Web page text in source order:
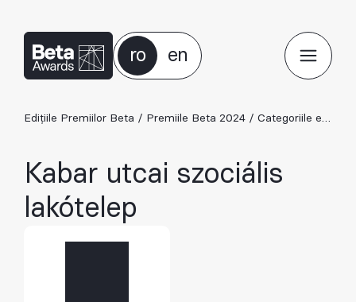
ro en
Edițiile Premiilor Beta / Premiile Beta 2024 / Categoriile ediției 2024
Kabar utcai szociális
lakótelep